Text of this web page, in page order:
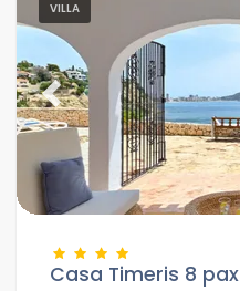
VILLA
Previous
Casa Timeris 8 pax